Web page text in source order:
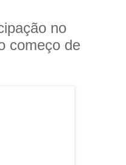
no
começo de